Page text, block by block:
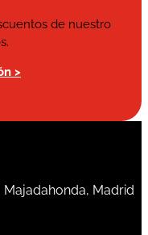
de nuestro
>
Majadahonda, Madrid